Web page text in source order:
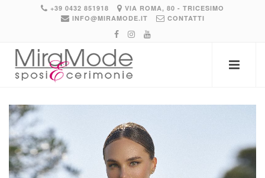
+39 0432 851918
VIA ROMA, 80 - TRICESIMO
INFO@MIRAMODE.IT
CONTATTI